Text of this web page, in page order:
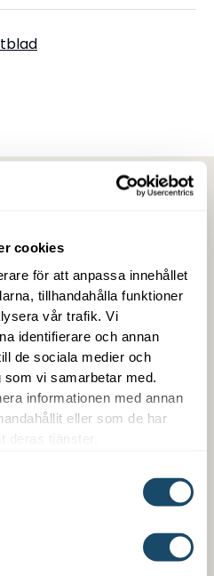
cookies
för att anpassa innehållet
tillhandahålla funktioner
vår trafik. Vi
identifierare och annan
de sociala medier och
vi samarbetar med.
informationen med annan
eller som de har
deras tjänster.
Enwell
en samlad kontakt med
finansiering oberoende om
eller en befintlig